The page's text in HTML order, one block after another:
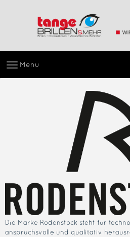
Menu
Die Marke Rodenstock steht für
anspruchsvolle und qualitativ